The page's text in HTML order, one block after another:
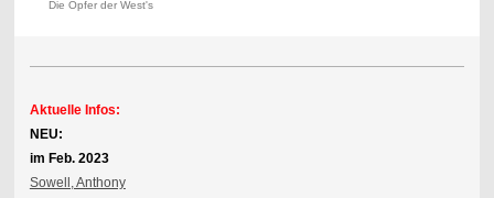
Die Opfer der West's
Aktuelle Infos:
NEU:
im Feb. 2023
Sowell, Anthony